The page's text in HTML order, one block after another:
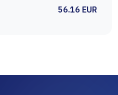
56.16 EUR